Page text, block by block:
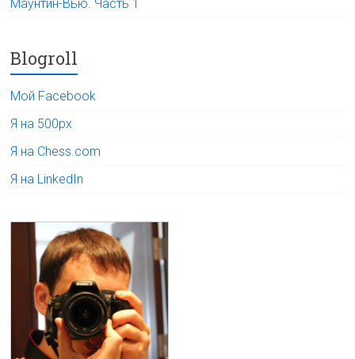
Маунтин-Вью. Часть 1
Blogroll
Мой Facebook
Я на 500px
Я на Chess.com
Я на LinkedIn